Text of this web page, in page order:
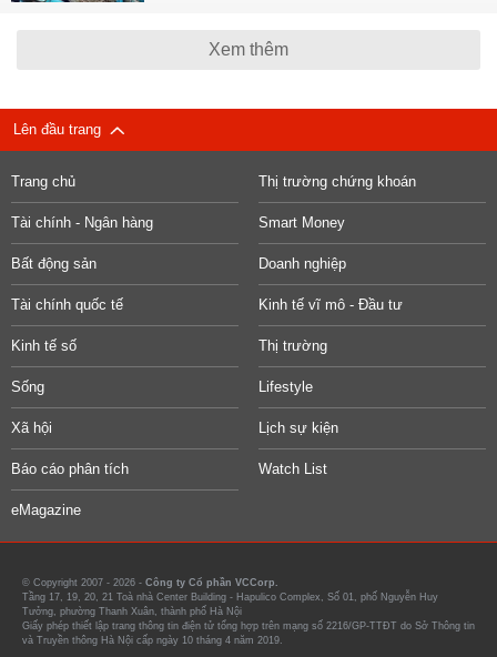
Xem thêm
Lên đầu trang
Trang chủ Thị trường chứng khoán
Tài chính - Ngân hàng Smart Money
Bất động sản Doanh nghiệp
Tài chính quốc tế Kinh tế vĩ mô - Đầu tư
Kinh tế số Thị trường
Sống Lifestyle
Xã hội Lịch sự kiện
Báo cáo phân tích Watch List
eMagazine
© Copyright 2007 - 2026 - Công ty Cổ phần VCCorp.
Tầng 17, 19, 20, 21 Toà nhà Center Building - Hapulico Complex, Số 01, phố Nguyễn Huy
Tưởng, phường Thanh Xuân, thành phố Hà Nội
Giấy phép thiết lập trang thông tin điện tử tổng hợp trên mạng số 2216/GP-TTĐT do Sở Thông tin
và Truyền thông Hà Nội cấp ngày 10 tháng 4 năm 2019.